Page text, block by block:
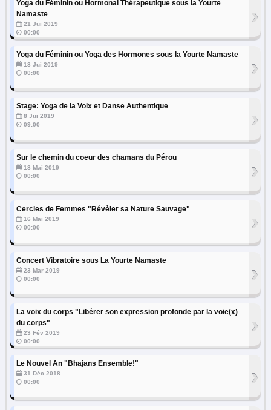
Yoga du Féminin ou Hormonal Thérapeutique sous la Yourte
Namaste
21 Jui 2019
00:00
›
Yoga du Féminin ou Yoga des Hormones sous la Yourte Namaste
18 Jui 2019
00:00
›
Stage: Yoga de la Voix et Danse Authentique
8 Jui 2019
09:00
›
Sur le chemin du coeur des chamans du Pérou
18 Mai 2019
00:00
›
Cercles de Femmes "Révèler sa Nature Sauvage"
16 Mai 2019
00:00
›
Concert Vibratoire sous La Yourte Namaste
23 Mar 2019
00:00
›
La voix du corps "Libérer son expression profonde par la voie(x)
du corps"
23 Fév 2019
00:00
›
Le Nouvel An "Bhajans Ensemble!"
31 Déc 2018
00:00
›